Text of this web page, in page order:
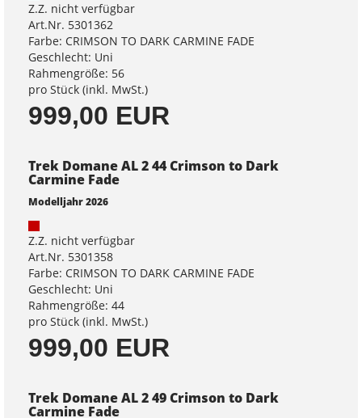
Z.Z. nicht verfügbar
Art.Nr. 5301362
Farbe: CRIMSON TO DARK CARMINE FADE
Geschlecht: Uni
Rahmengröße: 56
pro Stück (inkl. MwSt.)
999,00 EUR
Trek Domane AL 2 44 Crimson to Dark
Carmine Fade
Modelljahr 2026
Z.Z. nicht verfügbar
Art.Nr. 5301358
Farbe: CRIMSON TO DARK CARMINE FADE
Geschlecht: Uni
Rahmengröße: 44
pro Stück (inkl. MwSt.)
999,00 EUR
Trek Domane AL 2 49 Crimson to Dark
Carmine Fade